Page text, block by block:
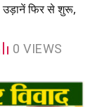
उड़ानें फिर से शुरू,
0VIEWS